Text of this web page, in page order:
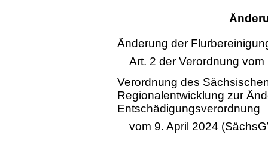
Änderung der
Art. 2 der Verordnung
Verordnung des
Regionalentwicklung zur
Entschädigungsverordnung
vom 9. April 2024